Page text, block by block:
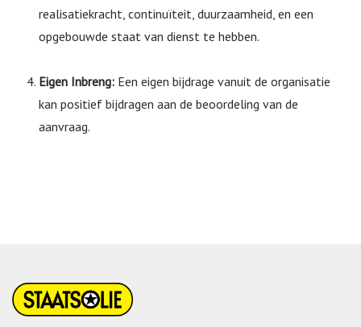
realisatiekracht, continuïteit, duurzaamheid, en een
opgebouwde staat van dienst te hebben.
Eigen Inbreng: Een eigen bijdrage vanuit de organisatie
kan positief bijdragen aan de beoordeling van de
aanvraag.